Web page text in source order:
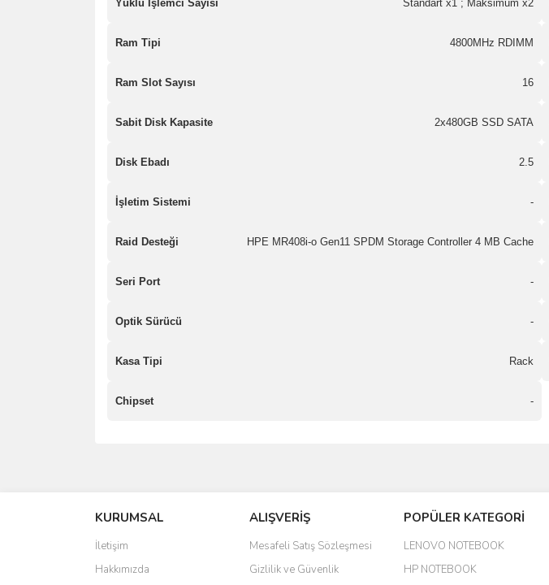
Yüklü İşlemci Sayısı Standart x1 ; Maksimum x2
Ram Tipi 4800MHz RDIMM
Ram Slot Sayısı 16
Sabit Disk Kapasite 2x480GB SSD SATA
Disk Ebadı 2.5
İşletim Sistemi -
Raid Desteği HPE MR408i-o Gen11 SPDM Storage Controller 4 MB Cache
Seri Port -
Optik Sürücü -
Kasa Tipi Rack
Chipset -
kamera ile 24 izlenmektedir diye küçük bir tabela olsa daha hoş olurdu
Barış Başaran | 04/07/2026
KURUMSAL
İletişim
Hakkımızda
ALIŞVERİŞ
Mesafeli Satış Sözleşmesi
Gizlilik ve Güvenlik
POPÜLER KATEGORİ
LENOVO NOTEBOOK
HP NOTEBOOK